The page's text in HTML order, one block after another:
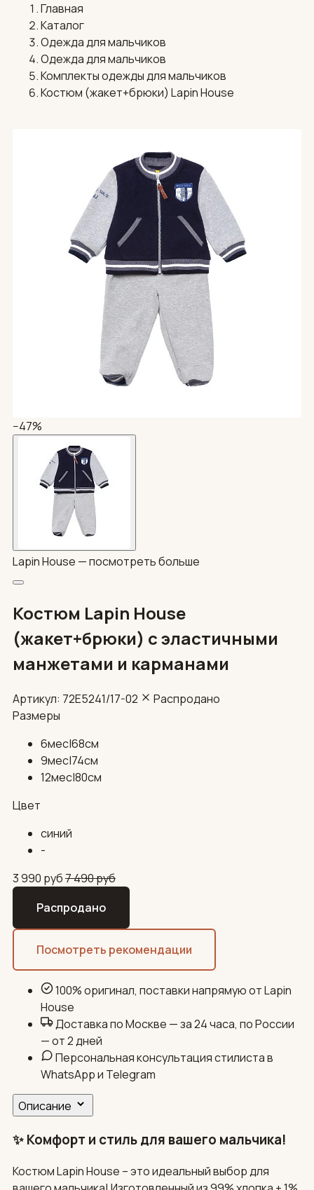
Главная
Каталог
Одежда для мальчиков
Одежда для мальчиков
Комплекты одежды для мальчиков
Костюм (жакет+брюки) Lapin House
−47%
Lapin House —посмотреть больше
Костюм Lapin House
(жакет+брюки) с эластичными
манжетами и карманами
Артикул: 72E5241/17-02
Распродано
Размеры
6мес|68см
9мес|74см
12мес|80см
Цвет
синий
-
3 990 руб7 490руб
Распродано
Посмотреть рекомендации
100% оригинал, поставки напрямую от Lapin
House
Доставка по Москве — за 24 часа, по России
— от 2 дней
Персональная консультация стилиста в
WhatsApp и Telegram
Описание
✨ Комфорт и стиль для вашего мальчика!
Костюм Lapin House – это идеальный выбор для